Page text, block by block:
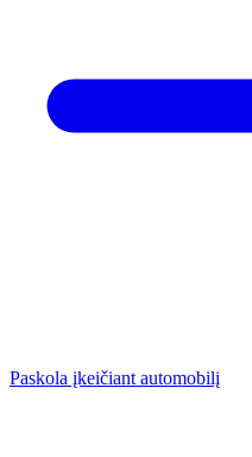
Paskola įkeičiant automobilį